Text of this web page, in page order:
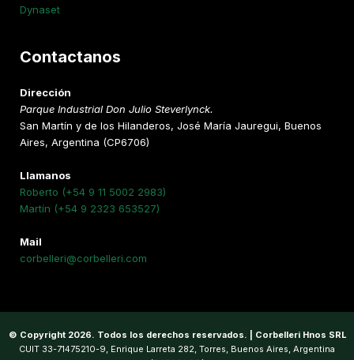
Dynaset
Contactanos
Dirección
Parque Industrial Don Julio Steverlynck.
San Martín y de los Hilanderos, José María Jauregui, Buenos
Aires, Argentina (CP6706)
Llamanos
Roberto (+54 9 11 5002 2983)
Martín (+54 9 2323 653527)
Mail
corbelleri@corbelleri.com
© Copyright 2026. Todos los derechos reservados. | Corbelleri Hnos SRL
CUIT 33-71475210-9, Enrique Larreta 282, Torres, Buenos Aires, Argentina